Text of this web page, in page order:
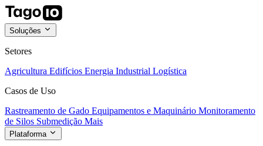
Soluções
Setores
Agricultura Edifícios Energia Industrial Logística
Casos de Uso
Rastreamento de Gado Equipamentos e Maquinário Monitoramento
de Silos Submedição Mais
Plataforma